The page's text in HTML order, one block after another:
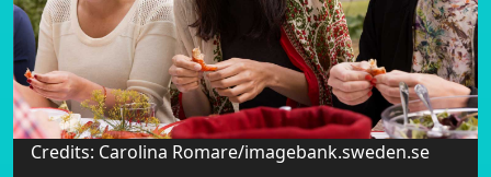
Credits: Carolina Romare/imagebank.sweden.se